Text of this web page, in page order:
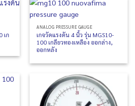
เก
ANALOG PRESSURE GAUGE
เกจวัดแรงดัน 4 นิ้ว รุ่น MGS10-
100 เกลียวทองเหลือง ออกล่าง,
ออกหลัง